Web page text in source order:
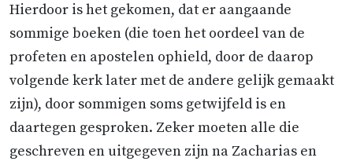
Hierdoor is het gekomen, dat er aangaande
sommige boeken (die toen het oordeel van de
profeten en apostelen ophield, door de daarop
volgende kerk later met de andere gelijk gemaakt
zijn), door sommigen soms getwijfeld is en
daartegen gesproken. Zeker moeten alle die
geschreven en uitgegeven zijn na Zacharias en